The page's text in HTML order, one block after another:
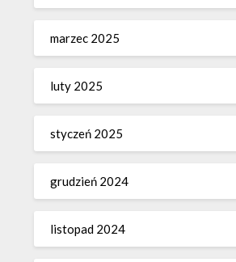
marzec 2025
luty 2025
styczeń 2025
grudzień 2024
listopad 2024